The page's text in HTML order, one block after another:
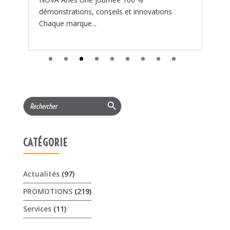
Search Search Button
CATÉGORIE
PROMOTIONS
𝟏𝟓% 𝐝𝐞 𝐫𝐞𝐦𝐢𝐬𝐞 cet été sur les …
3 août 2026